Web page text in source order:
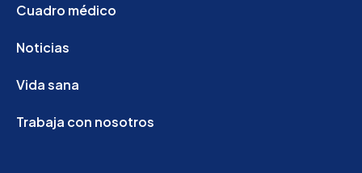
Cuadro médico
Noticias
Vida sana
Trabaja con nosotros